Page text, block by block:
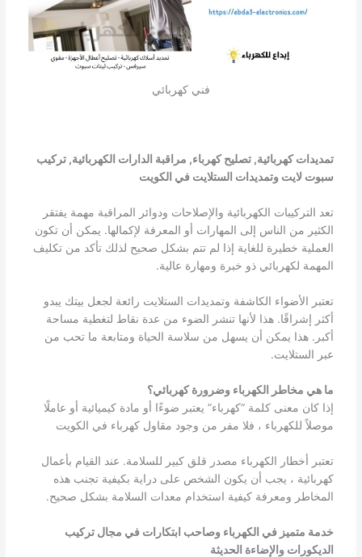
فني كهربائي
تمديدات كهربائية, تصليح كهرباء, مراقبة الدارات الكهربائية, تركيب
سبوت لايت وتمديدات الستلايت في الكويت
تعد التركيبات الكهربائية والإصلاحات ودوائر المراقبة مهمة يفتقر
الكثير من الناس إلى المهارات أو المعرفة لإكمالها. يمكن أن تكون
العملية خطيرة للغاية إذا لم تتم بشكل صحيح لذلك تأكد من تكليف
المهمة لكهربائي ذو خبرة ومهارة عالية.
تعتبر الأضواء الكاشفة وتمديدات الستلايت رائعة لجعل بيتك يبدو
أكثر إشراقًا. هذا لأنها تنشر الضوء من عدة نقاط لتغطية مساحة
أكبر. هذا يمكن أن يسهل من سلاسة الحياة ومتابعة ما تحب من
عبر الستلايت.
ما هي مخاطر الكهرباء وضرورة كهربائي؟
إذا كان معنى كلمة “كهرباء” يعتبر ضوءًا أو مادة كيميائية أو عاملًا
موصلاً للكهرباء ، فلا مفر من وجود مقاول كهرباء في الكويت
تعتبر أخطار الكهرباء مصدر قلق كبير للسلامة. عند القيام بأعمال
كهربائية ، يجب أن يكون الشخص على دراية بكيفية تجنب هذه
المخاطر ومعرفة كيفية استخدام معدات السلامة بشكل صحيح.
خدمة متميز في الكهرباء وصاحب ابتكارات في مجال تركيب
الديكورات والإضاءة الحديثة